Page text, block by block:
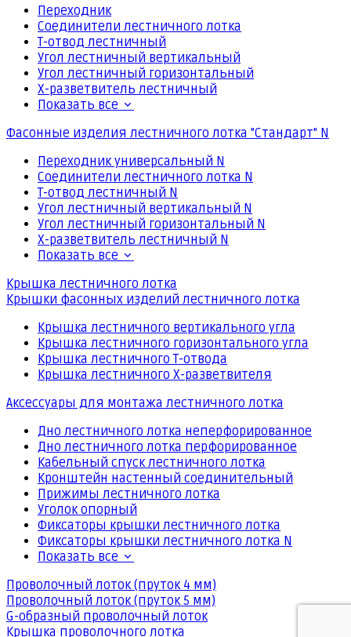
Переходник
Соединители лестничного лотка
Т-отвод лестничный
Угол лестничный вертикальный
Угол лестничный горизонтальный
Х-разветвитель лестничный
Показать все
Фасонные изделия лестничного лотка "Стандарт" N
Переходник универсальный N
Соединители лестничного лотка N
Т-отвод лестничный N
Угол лестничный вертикальный N
Угол лестничный горизонтальный N
Х-разветвитель лестничный N
Показать все
Крышка лестничного лотка
Крышки фасонных изделий лестничного лотка
Крышка лестничного вертикального угла
Крышка лестничного горизонтального угла
Крышка лестничного Т-отвода
Крышка лестничного Х-разветвителя
Аксессуары для монтажа лестничного лотка
Дно лестничного лотка неперфорированное
Дно лестничного лотка перфорированное
Кабельный спуск лестничного лотка
Кронштейн настенный соединительный
Прижимы лестничного лотка
Уголок опорный
Фиксаторы крышки лестничного лотка
Фиксаторы крышки лестничного лотка N
Показать все
Проволочный лоток (пруток 4 мм)
Проволочный лоток (пруток 5 мм)
G-образный проволочный лоток
Крышка проволочного лотка